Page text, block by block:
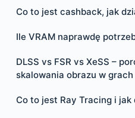
Co to jest cashback, jak
Ile VRAM naprawdę
DLSS vs FSR vs XeSS –
skalowania obrazu w grach
Co to jest Ray Tracing i jak